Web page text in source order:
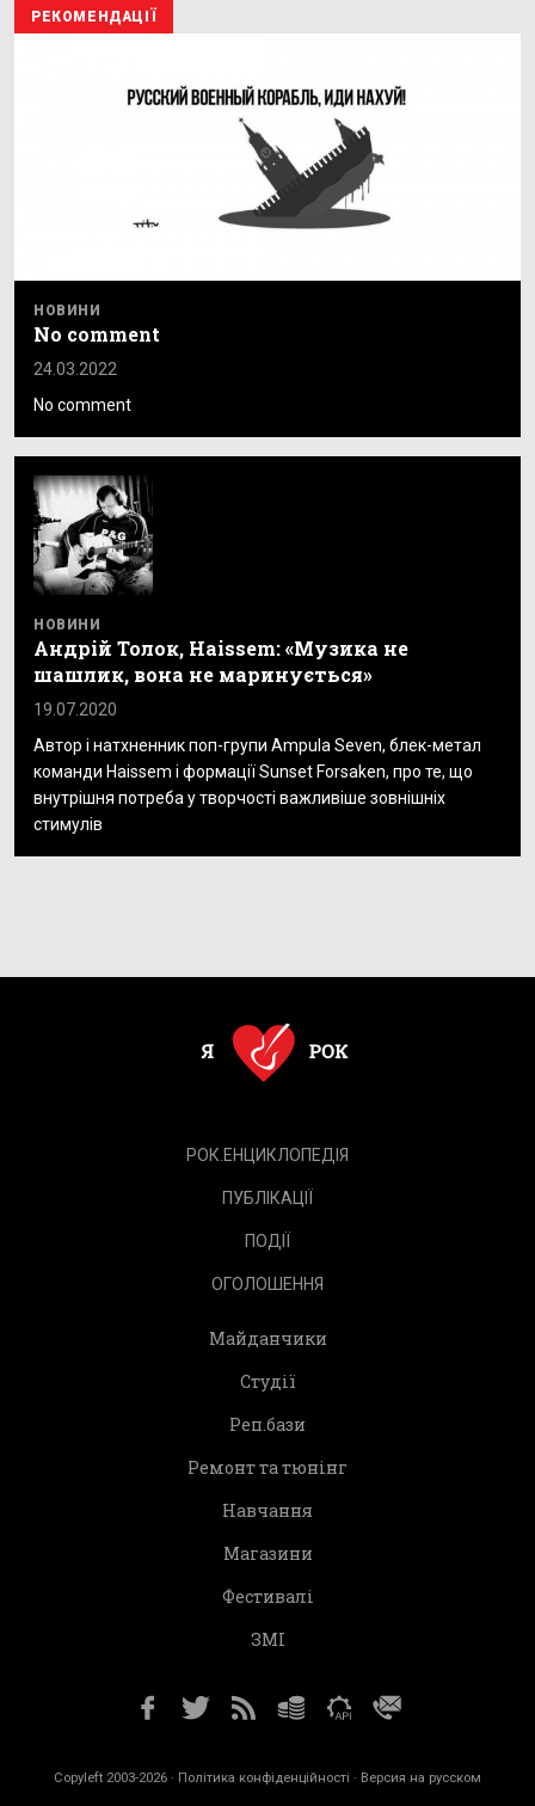
РЕКОМЕНДАЦІЇ
НОВИНИ
No comment
24.03.2022
No comment
НОВИНИ
Андрій Толок, Haissem: «Музика не
шашлик, вона не маринується»
19.07.2020
Автор і натхненник поп-групи Ampula Seven, блек-метал
команди Haissem і формації Sunset Forsaken, про те, що
внутрішня потреба у творчості важливіше зовнішніх
стимулів
РОК.ЕНЦИКЛОПЕДІЯ
ПУБЛІКАЦІЇ
ПОДІЇ
ОГОЛОШЕННЯ
Майданчики
Студії
Реп.бази
Ремонт та тюнінг
Навчання
Магазини
Фестивалі
ЗМІ
Copyleft 2003-2026 · Політика конфіденційності · Версия на русском